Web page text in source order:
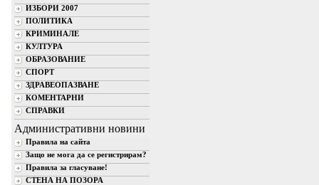
ИЗБОРИ 2007
ПОЛИТИКА
КРИМИНАЛЕ
КУЛТУРА
ОБРАЗОВАНИЕ
СПОРТ
ЗДРАВЕОПАЗВАНЕ
КОМЕНТАРНИ
СПРАВКИ
Административни новини
Правила на сайта
Защо не мога да се регистрирам?
Правила за гласуване!
СТЕНА НА ПОЗОРА